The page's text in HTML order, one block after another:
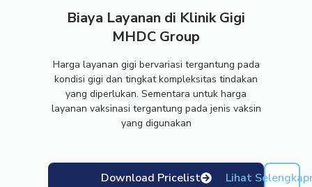
Biaya Layanan di Klinik Gigi
MHDC Group
Harga layanan gigi bervariasi tergantung pada
kondisi gigi dan tingkat kompleksitas tindakan
yang diperlukan. Sementara untuk harga
layanan vaksinasi tergantung pada jenis vaksin
yang digunakan
Download Pricelist Lihat